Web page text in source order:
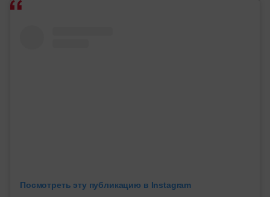
Посмотреть эту публикацию в Instagram